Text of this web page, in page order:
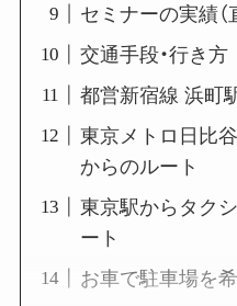
セミナーの実績（
交通手段・行き方
都営新宿線 浜町
東京メトロ日比
からのルート
東京駅からタク
ート
お車で駐車場を